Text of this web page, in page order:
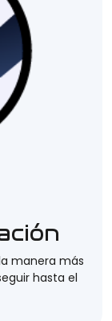
manera más
hasta el